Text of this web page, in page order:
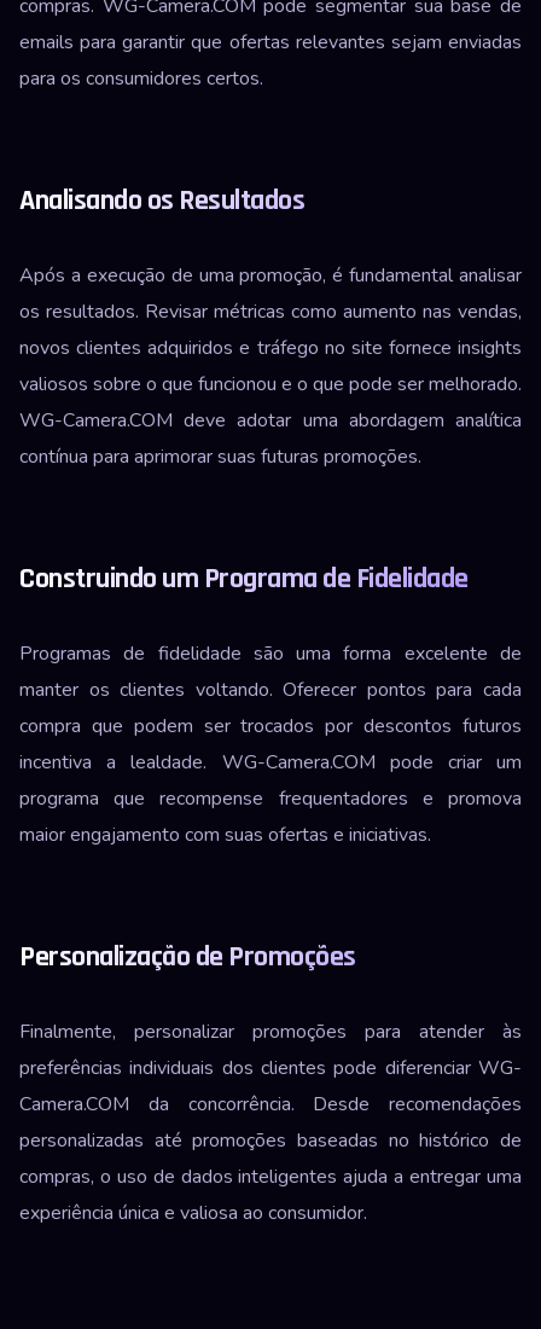
compras. WG-Camera.COM pode segmentar sua base de
emails para garantir que ofertas relevantes sejam enviadas
para os consumidores certos.
Analisando os Resultados
Após a execução de uma promoção, é fundamental analisar
os resultados. Revisar métricas como aumento nas vendas,
novos clientes adquiridos e tráfego no site fornece insights
valiosos sobre o que funcionou e o que pode ser melhorado.
WG-Camera.COM deve adotar uma abordagem analítica
contínua para aprimorar suas futuras promoções.
Construindo um Programa de Fidelidade
Programas de fidelidade são uma forma excelente de
manter os clientes voltando. Oferecer pontos para cada
compra que podem ser trocados por descontos futuros
incentiva a lealdade. WG-Camera.COM pode criar um
programa que recompense frequentadores e promova
maior engajamento com suas ofertas e iniciativas.
Personalização de Promoções
Finalmente, personalizar promoções para atender às
preferências individuais dos clientes pode diferenciar WG-
Camera.COM da concorrência. Desde recomendações
personalizadas até promoções baseadas no histórico de
compras, o uso de dados inteligentes ajuda a entregar uma
experiência única e valiosa ao consumidor.